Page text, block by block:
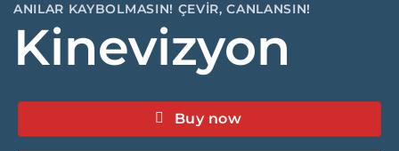
ANILAR KAYBOLMASIN! ÇEVİR, CANLANSIN!
Kinevizyon
Buy now